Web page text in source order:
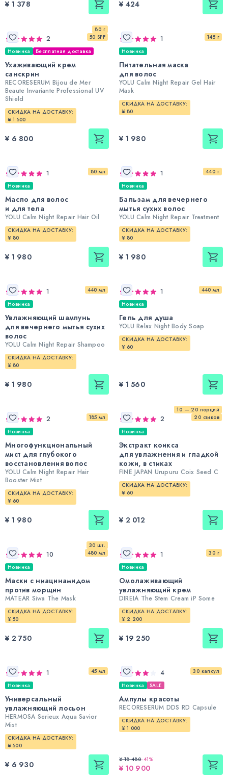
¥ 1 378 ¥ 424
80 г
50 SPF
2
Новинка Бесплатная доставка
Ухаживающий крем
санскрин
RECORESERUM Bijou de Mer
Beaute Invariante Professional UV
Shield
СКИДКА НА ДОСТАВКУ:
¥ 1 500
¥ 6 800
145 г
1
Новинка
Питательная маска
для волос
YOLU Calm Night Repair Gel Hair
Mask
СКИДКА НА ДОСТАВКУ:
¥ 80
¥ 1 980
80 мл
1
Новинка
Масло для волос
и для тела
YOLU Calm Night Repair Hair Oil
СКИДКА НА ДОСТАВКУ:
¥ 80
¥ 1 980
440 г
1
Новинка
Бальзам для вечернего
мытья сухих волос
YOLU Calm Night Repair Treatment
СКИДКА НА ДОСТАВКУ:
¥ 80
¥ 1 980
440 мл
1
Новинка
Увлажняющий шампунь
для вечернего мытья сухих
волос
YOLU Calm Night Repair Shampoo
СКИДКА НА ДОСТАВКУ:
¥ 80
¥ 1 980
440 мл
1
Новинка
Гель для душа
YOLU Relax Night Body Soap
СКИДКА НА ДОСТАВКУ:
¥ 60
¥ 1 560
185 мл
2
Новинка
Многофункциональный
мист для глубокого
восстановления волос
YOLU Calm Night Repair Hair
Booster Mist
СКИДКА НА ДОСТАВКУ:
¥ 60
¥ 1 980
10 — 20 порций
20 стиков
2
Новинка
Экстракт коикса
для увлажнения и гладкой
кожи, в стиках
FINE JAPAN Urupuru Coix Seed C
СКИДКА НА ДОСТАВКУ:
¥ 60
¥ 2 012
30 шт.
480 мл
10
Новинка
Маски с ниацинамидом
против морщин
MATEAR Siwa The Mask
СКИДКА НА ДОСТАВКУ:
¥ 50
¥ 2 750
30 г
1
Новинка
Омолаживающий
увлажняющий крем
DIREIA The Stem Cream iP Some
СКИДКА НА ДОСТАВКУ:
¥ 2 200
¥ 19 250
45 мл
1
Новинка
Универсальный
увлажняющий лосьон
HERMOSA Serieux Aqua Savior
Mist
СКИДКА НА ДОСТАВКУ:
¥ 500
¥ 6 930
30 капсул
4
Новинка SALE
Ампулы красоты
RECORESERUM DDS RD Capsule
СКИДКА НА ДОСТАВКУ:
¥ 1 000
¥ 18 480-41%
¥ 10 900